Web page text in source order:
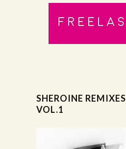
SHEROINE REMIXES
VOL.1